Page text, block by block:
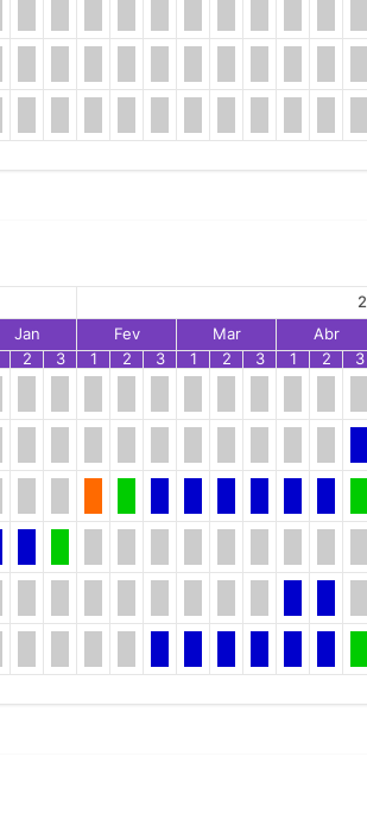
Jan Fev Mar Abr
2 3 1 2 3 1 2 3 1 2 3